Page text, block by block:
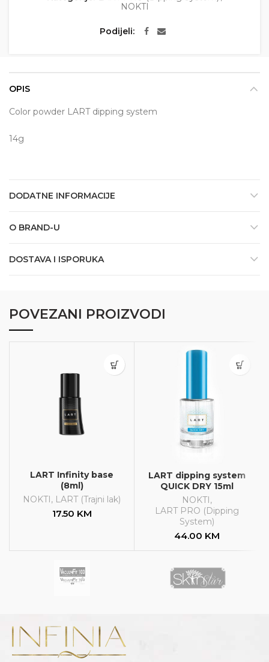
NOKTI
Podijeli
OPIS
Color powder LART dipping system
14g
DODATNE INFORMACIJE
O BRAND-U
DOSTAVA I ISPORUKA
POVEZANI PROIZVODI
LART Infinity base
(8ml)
NOKTI, LART (Trajni lak)
17.50 KM
LART dipping system
QUICK DRY 15ml
NOKTI,
LART PRO (Dipping
System)
44.00 KM